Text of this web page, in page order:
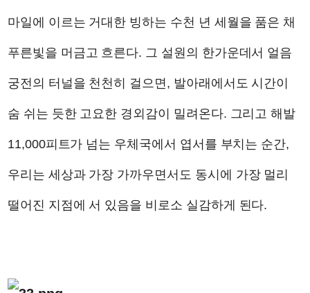
마일에 이르는 거대한 빙하는 수천 년 세월을 품은 채
푸른빛을 머금고 흐른다. 그 설원의 한가운데서 얼음
궁전의 터널을 천천히 걸으면, 발아래에서도 시간이
숨 쉬는 듯한 고요한 경외감이 밀려온다. 그리고 해발
11,000피트가 넘는 우체국에서 엽서를 부치는 순간,
우리는 세상과 가장 가까우면서도 동시에 가장 멀리
떨어진 지점에 서 있음을 비로소 실감하게 된다.